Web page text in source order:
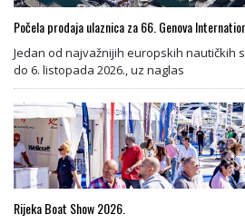
Počela prodaja ulaznica za 66. Genova
Jedan od najvažnijih europskih nautičkih
do 6. listopada 2026., uz naglas
Rijeka Boat Show 2026.